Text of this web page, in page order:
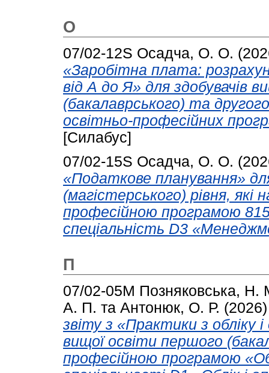
О
07/02-12S Осадча, О. О.
«Заробітна плата:
від А до Я» для здобувачів
(бакалаврського) та
освітньо-професійних
[Силабус]
07/02-15S Осадча, О. О.
«Податкове планування»
(магістерського) рівня, які
професійною програмою
спеціальність D3
П
07/02-05М Позняковська, Н.
А. П. та Антонюк, О. Р.
звіту з «Практики з обліку
вищої освіти першого
професійною програмою